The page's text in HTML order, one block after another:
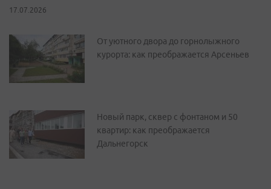
17.07.2026
От уютного двора до горнолыжного
курорта: как преображается Арсеньев
Новый парк, сквер с фонтаном и 50
квартир: как преображается
Дальнегорск